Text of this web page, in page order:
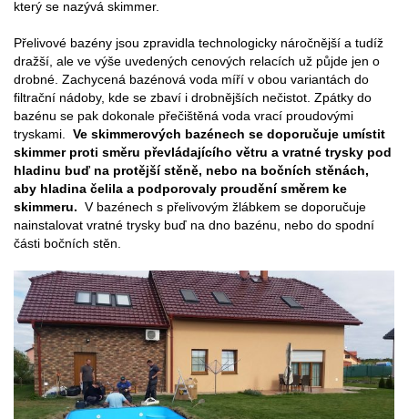
který se nazývá skimmer.
Přelivové bazény jsou zpravidla technologicky náročnější a tudíž
dražší, ale ve výše uvedených cenových relacích už půjde jen o
drobné. Zachycená bazénová voda míří v obou variantách do
filtrační nádoby, kde se zbaví i drobnějších nečistot. Zpátky do
bazénu se pak dokonale přečištěná voda vrací proudovými
tryskami. Ve skimmerových bazénech se doporučuje umístit
skimmer proti směru převládajícího větru a vratné trysky pod
hladinu buď na protější stěně, nebo na bočních stěnách,
aby hladina čelila a podporovaly proudění směrem ke
skimmeru. V bazénech s přelivovým žlábkem se doporučuje
nainstalovat vratné trysky buď na dno bazénu, nebo do spodní
části bočních stěn.